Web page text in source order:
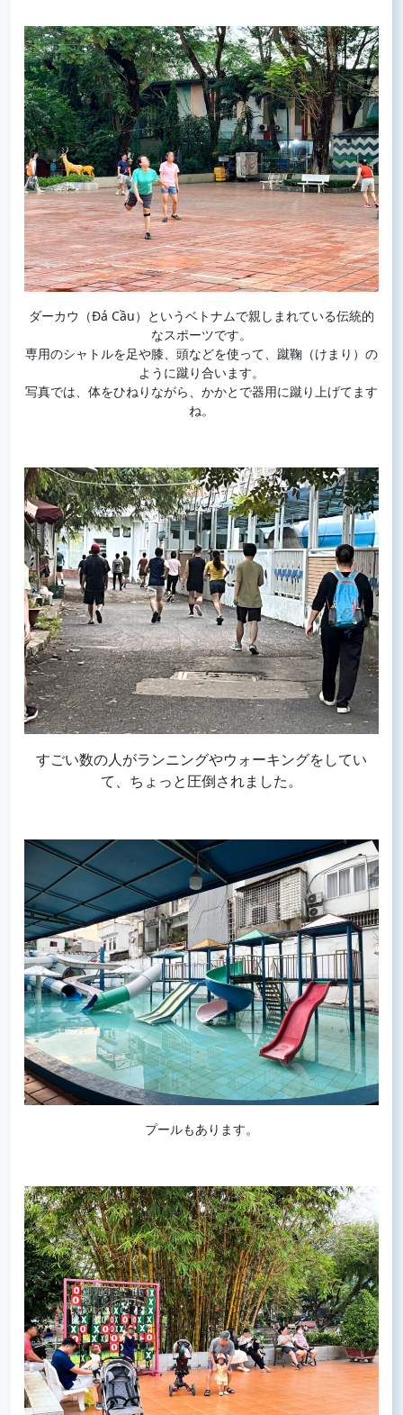
ダーカウ（Đá Cầu）というベトナムで親しまれている伝統的
なスポーツです。
専用のシャトルを足や膝、頭などを使って、蹴鞠（けまり）の
ように蹴り合います。
写真では、体をひねりながら、かかとで器用に蹴り上げてます
ね。
すごい数の人がランニングやウォーキングをしてい
て、ちょっと圧倒されました。
プールもあります。